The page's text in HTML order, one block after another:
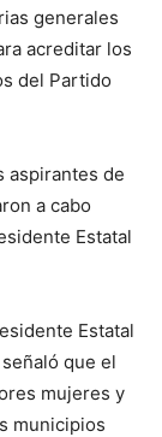
generales
acreditar los
del Partido
aspirantes de
a cabo
Estatal
Estatal
que el
mujeres y
municipios